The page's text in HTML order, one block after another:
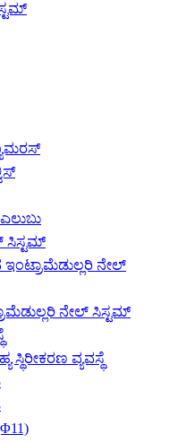
ಸಿಸ್ಟಮ್
ನೇಲ್
ನೇಲ್ ಸಿಸ್ಟಮ್
ಸ್ಥಿರೀಕರಣ ವ್ಯವಸ್ಥೆ